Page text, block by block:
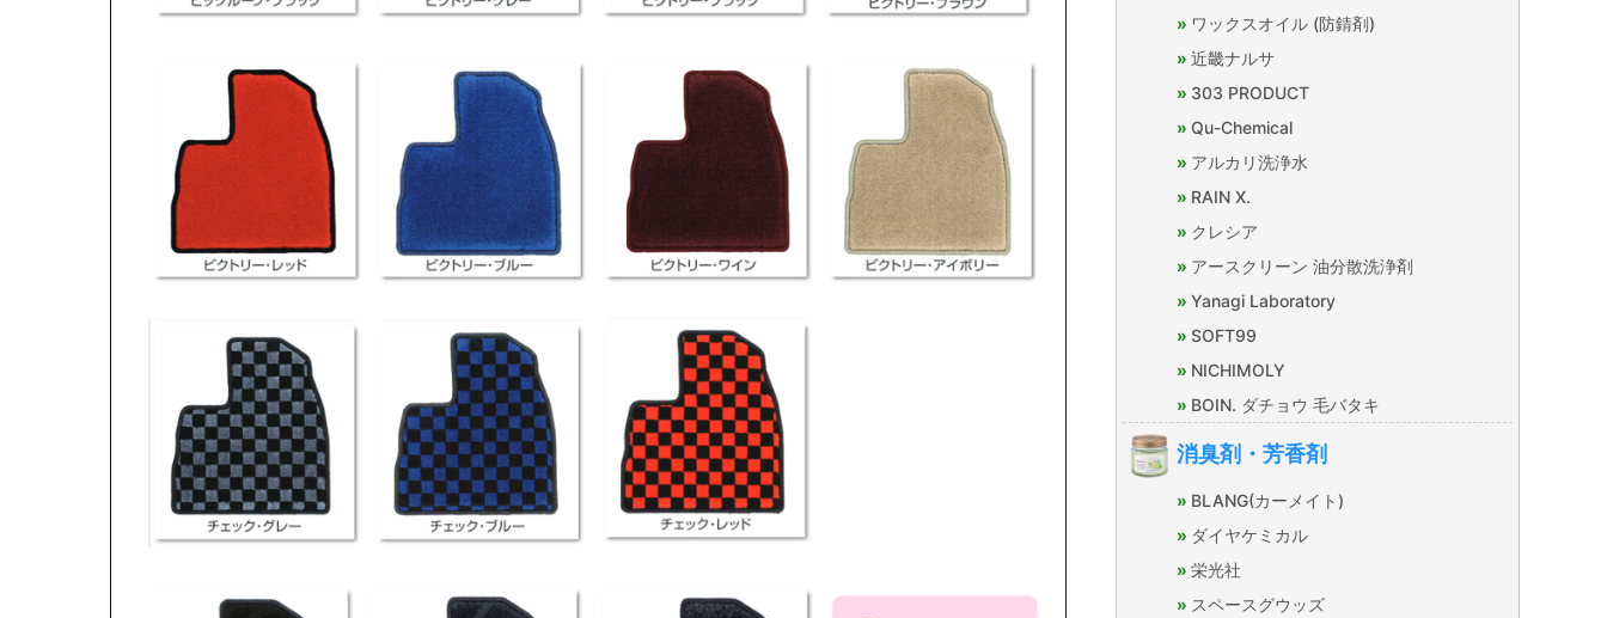
ワックスオイル (防錆剤)
近畿ナルサ
303 PRODUCT
Qu-Chemical
アルカリ洗浄水
RAIN X.
クレシア
アースクリーン 油分散洗浄剤
Yanagi Laboratory
SOFT99
NICHIMOLY
BOIN. ダチョウ 毛バタキ
消臭剤・芳香剤
BLANG(カーメイト)
ダイヤケミカル
栄光社
スペースグウッズ